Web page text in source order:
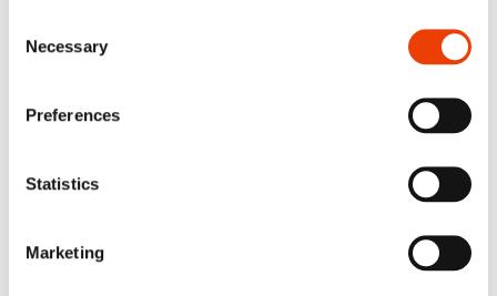
Selection
Necessary
Preferences
Statistics
Marketing
looking for. Find it in the lower right corner of every page.
HORS DE PLACE
Les stations de nettoyage sont à portée de main lorsque vous